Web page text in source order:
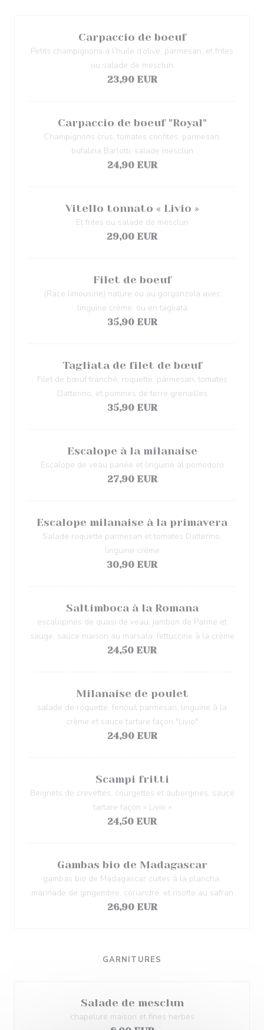
Carpaccio de boeuf
Petits champignons à l’huile d’olive, parmesan, et frites
ou salade de mesclun
23,90 EUR
Carpaccio de boeuf "Royal"
Champignons crus, tomates confites, parmesan,
bufalina Barlotti, salade mesclun
24,90 EUR
Vitello tonnato « Livio »
Et frites ou salade de mesclun
29,00 EUR
Filet de boeuf
(Race limousine) nature ou au gorgonzola avec
linguine crème, ou en tagliata
35,90 EUR
Tagliata de filet de bœuf
Filet de bœuf tranché, roquette, parmesan, tomates
Datterino, et pommes de terre grenailles
35,90 EUR
Escalope à la milanaise
Escalope de veau panée et linguine al pomodoro
27,90 EUR
Escalope milanaise à la primavera
Salade roquette parmesan et tomates Datterino,
linguine crème
30,90 EUR
Saltimboca à la Romana
escalopines de quasi de veau, jambon de Parme et
sauge, sauce maison au marsala, fettuccine à la crème
24,50 EUR
Milanaise de poulet
salade de roquette, fenouil parmesan, linguine à la
crème et sauce tartare façon "Livio"
24,90 EUR
Scampi fritti
Beignets de crevettes, courgettes et aubergines, sauce
tartare façon « Livio »
24,50 EUR
Gambas bio de Madagascar
gambas bio de Madagascar cuites à la plancha,
marinade de gingembre, coriandre, et risotto au safran
26,90 EUR
GARNITURES
Salade de mesclun
chapelure maison et fines herbes